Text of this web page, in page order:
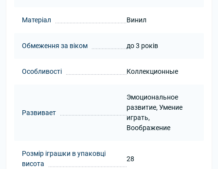
Матеріал Винил
Обмеження за віком до 3 років
Особливості Коллекционные
Развивает
Эмоциональное
развитие, Умение
играть,
Воображение
Розмір іграшки в упаковці
висота
28